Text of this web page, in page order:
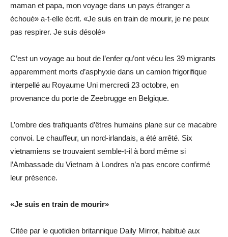
maman et papa, mon voyage dans un pays étranger a
échoué» a-t-elle écrit. «Je suis en train de mourir, je ne peux
pas respirer. Je suis désolé»
C’est un voyage au bout de l’enfer qu’ont vécu les 39 migrants
apparemment morts d’asphyxie dans un camion frigorifique
interpellé au Royaume Uni mercredi 23 octobre, en
provenance du porte de Zeebrugge en Belgique.
L’ombre des trafiquants d’êtres humains plane sur ce macabre
convoi. Le chauffeur, un nord-irlandais, a été arrêté. Six
vietnamiens se trouvaient semble-t-il à bord même si
l’Ambassade du Vietnam à Londres n’a pas encore confirmé
leur présence.
«Je suis en train de mourir»
Citée par le quotidien britannique Daily Mirror, habitué aux